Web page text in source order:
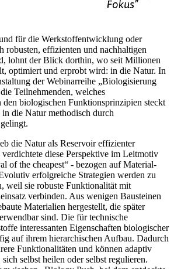
für die Werkstoffentwicklung oder
robusten, effizienten und nachhaltigen
lohnt der Blick dorthin, wo seit Millionen
optimiert und erprobt wird: in die Natur. In
der Webinarreihe „Biologisierung
Teilnehmenden, welches
biologischen Funktionsprinzipien steckt
die Natur methodisch durch
die Natur als Reservoir effizienter
diese Perspektive im Leitmotiv
of the cheapest“ - bezogen auf Material-
erfolgreiche Strategien werden zu
weil sie robuste Funktionalität mit
verbinden. Aus wenigen Bausteinen
Materialien hergestellt, die später
sind. Die für technische
interessanten Eigenschaften biologischer
auf ihrem hierarchischen Aufbau. Dadurch
Funktionalitäten und können adaptiv
selbst heilen oder selbst regulieren.